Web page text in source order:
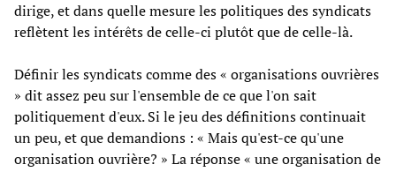
dirige, et dans quelle mesure les politiques des syndicats
reflètent les intérêts de celle-ci plutôt que de celle-là.
Définir les syndicats comme des « organisations ouvrières
» dit assez peu sur l'ensemble de ce que l'on sait
politiquement d'eux. Si le jeu des définitions continuait
un peu, et que demandions : « Mais qu'est-ce qu'une
organisation ouvrière? » La réponse « une organisation de